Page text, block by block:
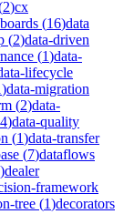
2)cx
(16)data
(2)data-driven
(1)data-
lifecycle
)data-migration
(2)data-
)data-quality
(1)data-transfer
(7)dataflows
)dealer
framework
tree (1)decorators